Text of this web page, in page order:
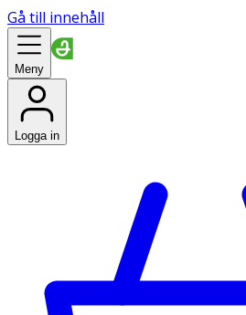
Gå till innehåll
Meny
Logga in